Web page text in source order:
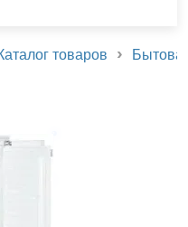
товаров